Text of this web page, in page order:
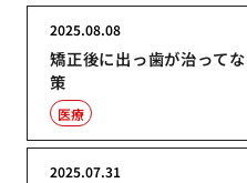
矯正後に出っ歯が治って
策
2025.08.08
医療
2025.07.31